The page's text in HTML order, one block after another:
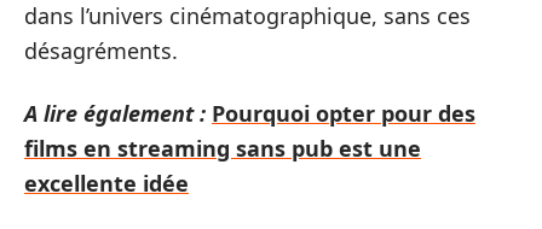
dans l’univers cinématographique, sans ces
désagréments.
A lire également : Pourquoi opter pour des
films en streaming sans pub est une
excellente idée